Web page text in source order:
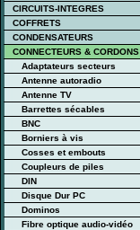
CIRCUITS-INTEGRES
COFFRETS
CONDENSATEURS
CONNECTEURS & CORDONS
Adaptateurs secteurs
Antenne autoradio
Antenne TV
Barrettes sécables
BNC
Borniers à vis
Cosses et embouts
Coupleurs de piles
DIN
Disque Dur PC
Dominos
Fibre optique audio-vidéo